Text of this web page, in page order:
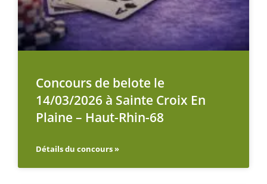
Concours de belote le
14/03/2026 à Sainte Croix En
Plaine – Haut-Rhin-68
Détails du concours »